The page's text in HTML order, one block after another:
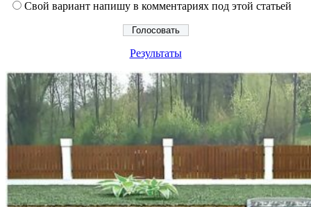
Свой вариант напишу в комментариях под этой статьей
Результаты